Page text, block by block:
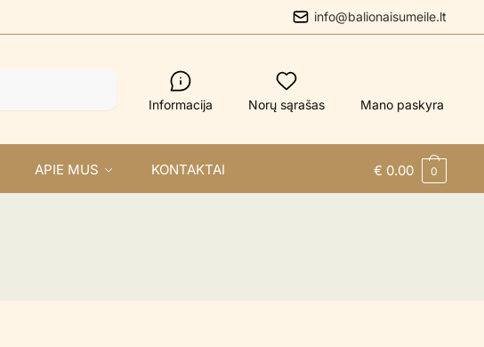
info@balionaisumeile.lt
Informacija Norų sąrašas Mano paskyra
APIE MUS KONTAKTAI € 0.00 0